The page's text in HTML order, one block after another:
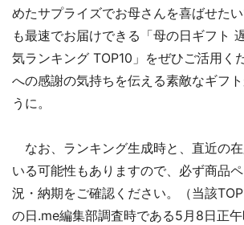
めたサプライズでお母さんを喜ばせた
も最速でお届けできる「母の日ギフト
気ランキング TOP10」をぜひご活用く
への感謝の気持ちを伝える素敵なギフ
うに。
なお、ランキング生成時と、直近の
いる可能性もありますので、必ず商品
況・納期をご確認ください。（当該
の日.me編集部調査時である5月8日正